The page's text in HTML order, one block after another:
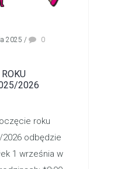
2025 /
0
2026
roku
odbędzie
1 września w